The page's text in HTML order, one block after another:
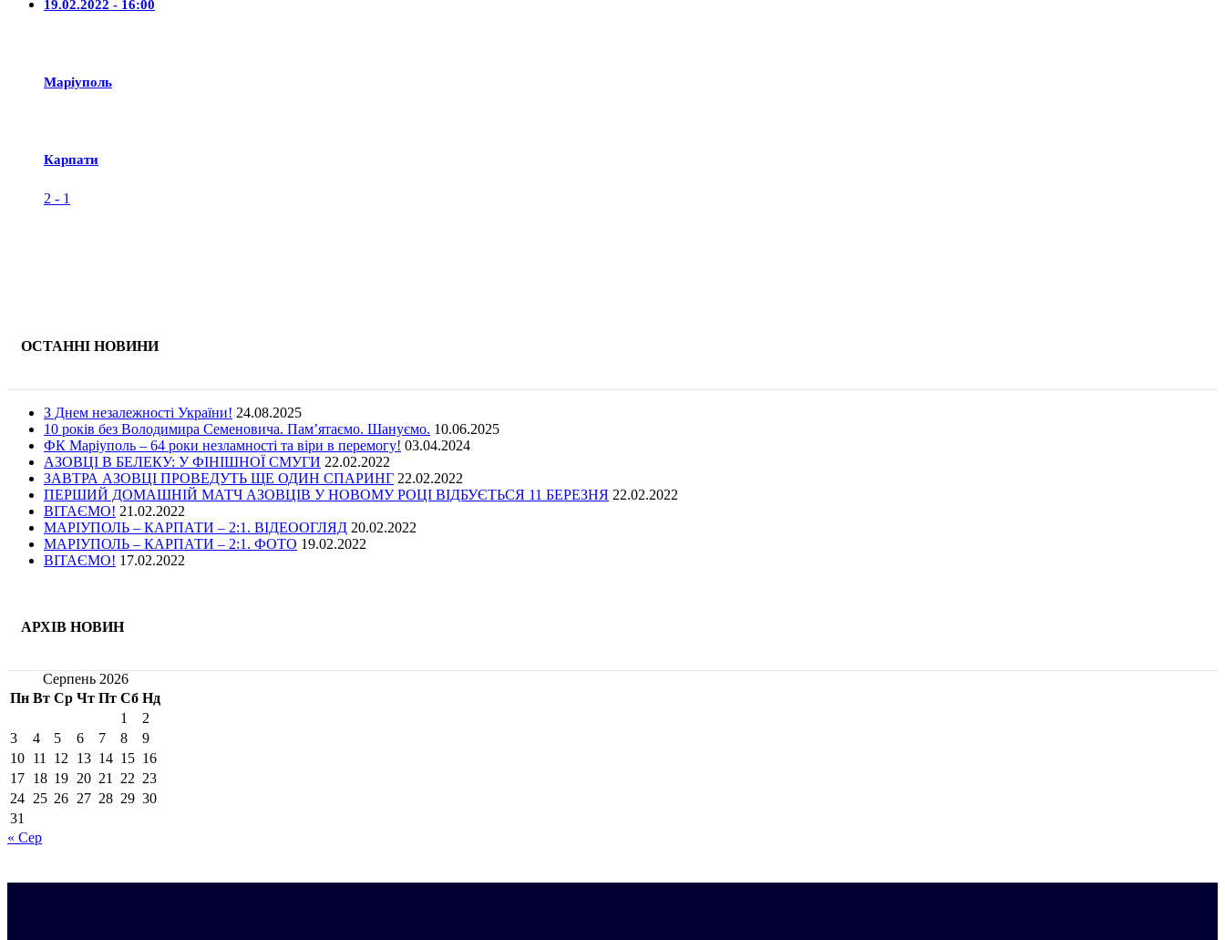
19.02.2022 - 16:00
Маріуполь
Карпати
2 - 1
ОСТАННІ НОВИНИ
З Днем незалежності України! 24.08.2025
10 років без Володимира Семеновича. Пам’ятаємо. Шануємо. 10.06.2025
ФК Маріуполь – 64 роки незламності та віри в перемогу! 03.04.2024
АЗОВЦІ В БЕЛЕКУ: У ФІНІШНОЇ СМУГИ 22.02.2022
ЗАВТРА АЗОВЦІ ПРОВЕДУТЬ ЩЕ ОДИН СПАРИНГ 22.02.2022
ПЕРШИЙ ДОМАШНІЙ МАТЧ АЗОВЦІВ У НОВОМУ РОЦІ ВІДБУЄТЬСЯ 11 БЕРЕЗНЯ 22.02.2022
ВІТАЄМО! 21.02.2022
МАРІУПОЛЬ – КАРПАТИ – 2:1. ВІДЕООГЛЯД 20.02.2022
МАРІУПОЛЬ – КАРПАТИ – 2:1. ФОТО 19.02.2022
ВІТАЄМО! 17.02.2022
АРХІВ НОВИН
Серпень 2026
Пн Вт Ср Чт Пт Сб Нд
1
2
3
4 5 6 7 8
9
10 11 12 13 14 15 16
17 18 19 20 21 22 23
24 25 26 27 28 29 30
31
« Сер